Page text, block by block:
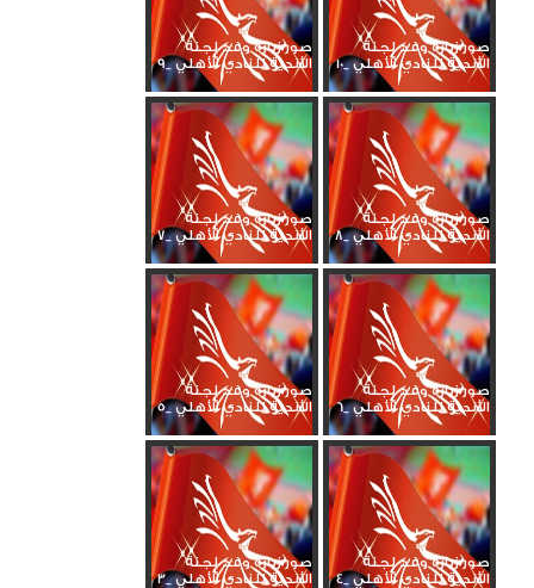
صور زيارة وفد لجنة
الأندية للنادي الأهلي _10
صور زيارة وفد لجنة
الأندية للنادي الأهلي _9
صور زيارة وفد لجنة
الأندية للنادي الأهلي _8
صور زيارة وفد لجنة
الأندية للنادي الأهلي _7
صور زيارة وفد لجنة
الأندية للنادي الأهلي _6
صور زيارة وفد لجنة
الأندية للنادي الأهلي _5
صور زيارة وفد لجنة
الأندية للنادي الأهلي _4
صور زيارة وفد لجنة
الأندية للنادي الأهلي _3